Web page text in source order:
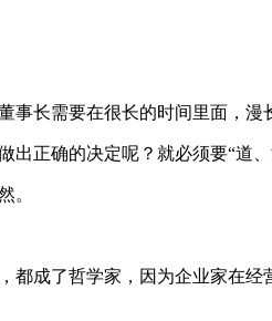
事长需要在很长的时间里面，
出正确的决定呢？就必须要“道
。
都成了哲学家，因为企业家在